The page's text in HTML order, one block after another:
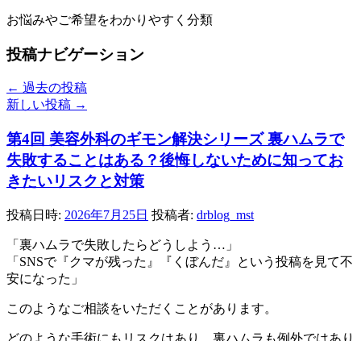
お悩みやご希望をわかりやすく分類
投稿ナビゲーション
← 過去の投稿
新しい投稿 →
第4回 美容外科のギモン解決シリーズ 裏ハムラで
失敗することはある？後悔しないために知ってお
きたいリスクと対策
投稿日時: 2026年7月25日 投稿者: drblog_mst
「裏ハムラで失敗したらどうしよう…」
「SNSで『クマが残った』『くぼんだ』という投稿を見て不
安になった」
このようなご相談をいただくことがあります。
どのような手術にもリスクはあり、裏ハムラも例外ではあり